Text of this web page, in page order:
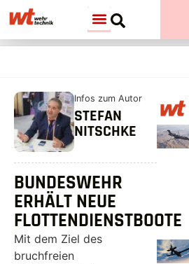
Infos zum Autor
STEFAN
NITSCHKE
BUNDESWEHR
ERHÄLT NEUE
FLOTTENDIENSTBOOTE
Mit dem Ziel des
bruchfreien